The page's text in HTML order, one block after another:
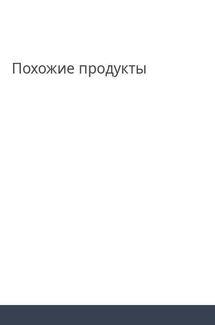
Похожие продукты